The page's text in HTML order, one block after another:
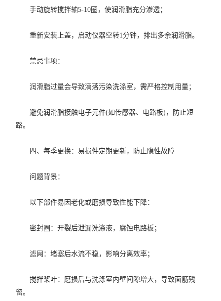
手动旋转搅拌轴5-10圈，使润滑脂充分渗透；
重新安装上盖，启动仪器空转1分钟，排出多余润滑脂。
禁忌事项：
润滑脂过量会导致滴落污染洗涤室，需严格控制用量；
避免润滑脂接触电子元件(如传感器、电路板)，防止短
路。
四、每季更换：易损件定期更新，防止隐性故障
问题背景：
以下部件易因老化或磨损导致性能下降：
密封圈：开裂后泄漏洗涤液，腐蚀电路板；
滤网：堵塞后水流不稳，影响分离效率；
搅拌桨叶：磨损后与洗涤室内壁间隙增大，导致面筋残
留。